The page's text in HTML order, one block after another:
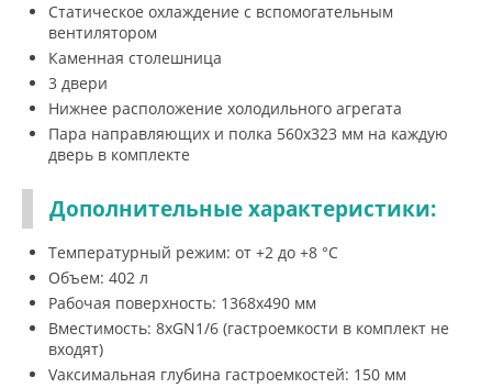
Статическое охлаждение с вспомогательным
вентилятором
Каменная столешница
3 двери
Нижнее расположение холодильного агрегата
Пара направляющих и полка 560x323 мм на каждую
дверь в комплекте
Дополнительные характеристики:
Температурный режим: от +2 до +8 °С
Объем: 402 л
Рабочая поверхность: 1368х490 мм
Вместимость: 8хGN1/6 (гастроемкости в комплект не
входят)
Vаксимальная глубина гастроемкостей: 150 мм